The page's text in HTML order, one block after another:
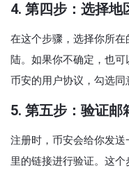
4. 第四步：选择地
在这个步骤，选择你所
陆。如果你不确定，也
币安的用户协议，勾选同
5. 第五步：验证邮
注册时，币安会给你发
里的链接进行验证。这个